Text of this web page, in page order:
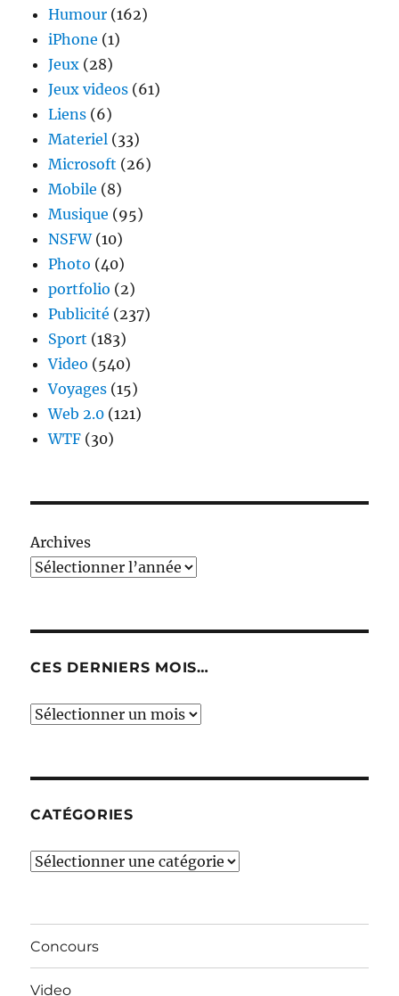
Humour (162)
iPhone (1)
Jeux (28)
Jeux videos (61)
Liens (6)
Materiel (33)
Microsoft (26)
Mobile (8)
Musique (95)
NSFW(10)
Photo (40)
portfolio (2)
Publicité (237)
Sport (183)
Video (540)
Voyages (15)
Web 2.0 (121)
WTF (30)
Archives
CES DERNIERS MOIS…
Ces
CATÉGORIES
Catégories
Concours
Video